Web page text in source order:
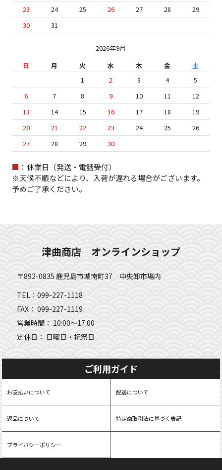
23
24 25 26 27 28
29
30
31
2026年9月
日
月 火 水 木 金
土
1
2 3 4
5
6
7 8 9 10 11
12
13
14 15 16 17 18
19
20
21 22 23 24 25
26
27
28 29 30
■ ：休業日（発送・電話受付）
※天候不順などにより、入荷が遅れる場合がございます。
予めご了承ください。
津曲商店 オンラインショップ
〒892-0835 鹿児島市城南町37 中央卸市場内
TEL：099-227-1118
FAX： 099-227-1119
営業時間： 10:00～17:00
定休日： 日曜日・祝祭日
ご利用ガイド
お支払いについて 配送について
返品について 特定商取引法に基づく表記
プライバシーポリシー